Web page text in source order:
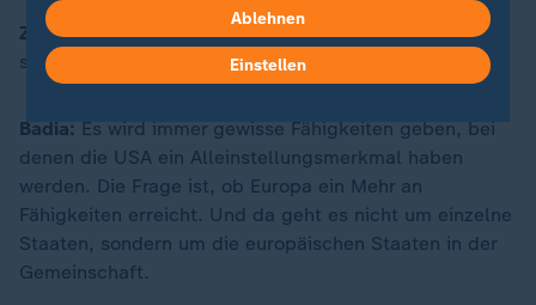
ZDFheute:Könnte denn Europa die Aufgaben
schultern, die bislang dieUSAübernommen haben?
Badia: Es wird immer gewisse Fähigkeiten geben, bei
denen die USA ein Alleinstellungsmerkmal haben
werden. Die Frage ist, ob Europa ein Mehr an
Fähigkeiten erreicht. Und da geht es nicht um einzelne
Staaten, sondern um die europäischen Staaten in der
Gemeinschaft.
Ablehnen
Einstellen